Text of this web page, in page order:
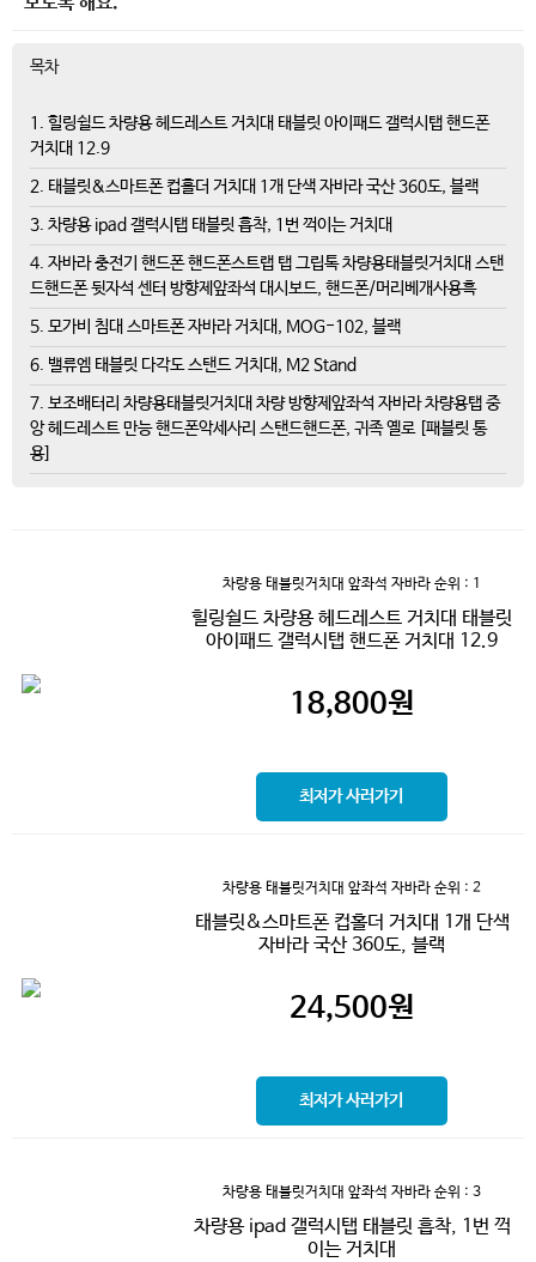
목차
1. 힐링쉴드 차량용 헤드레스트 거치대 태블릿 아이패드 갤럭시탭 핸드폰
거치대 12.9
2. 태블릿&스마트폰 컵홀더 거치대 1개 단색 자바라 국산 360도, 블랙
3. 차량용 ipad 갤럭시탭 태블릿 흡착, 1번 꺽이는 거치대
4. 자바라 충전기 핸드폰 핸드폰스트랩 탭 그립톡 차량용태블릿거치대 스탠
드핸드폰 뒷자석 센터 방향제앞좌석 대시보드, 핸드폰/머리베개사용흑
5. 모가비 침대 스마트폰 자바라 거치대, MOG-102, 블랙
6. 밸류엠 태블릿 다각도 스탠드 거치대, M2 Stand
7. 보조배터리 차량용태블릿거치대 차량 방향제앞좌석 자바라 차량용탭 중
앙 헤드레스트 만능 핸드폰악세사리 스탠드핸드폰, 귀족 옐로 [패블릿 통
용]
차량용 태블릿거치대 앞좌석 자바라 순위 : 1
힐링쉴드 차량용 헤드레스트 거치대 태블릿
아이패드 갤럭시탭 핸드폰 거치대 12.9
18,800원
최저가 사러가기
차량용 태블릿거치대 앞좌석 자바라 순위 : 2
태블릿&스마트폰 컵홀더 거치대 1개 단색
자바라 국산 360도, 블랙
24,500원
최저가 사러가기
차량용 태블릿거치대 앞좌석 자바라 순위 : 3
차량용 ipad 갤럭시탭 태블릿 흡착, 1번 꺽
이는 거치대